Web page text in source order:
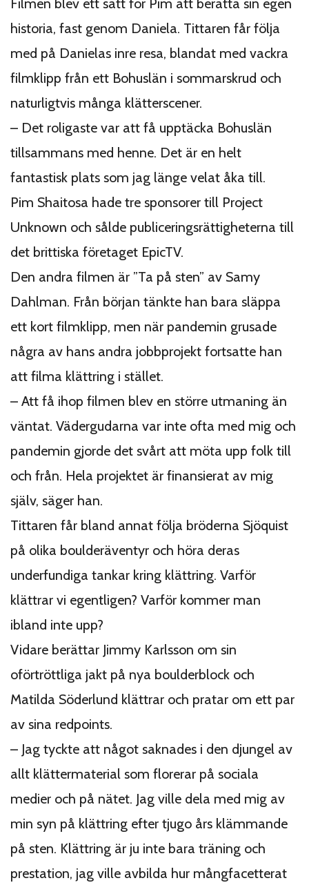
Filmen blev ett sätt för Pim att berätta sin egen
historia, fast genom Daniela. Tittaren får följa
med på Danielas inre resa, blandat med vackra
filmklipp från ett Bohuslän i sommarskrud och
naturligtvis många klätterscener.
– Det roligaste var att få upptäcka Bohuslän
tillsammans med henne. Det är en helt
fantastisk plats som jag länge velat åka till.
Pim Shaitosa hade tre sponsorer till Project
Unknown och sålde publiceringsrättigheterna till
det brittiska företaget EpicTV.
Den andra filmen är ”Ta på sten” av Samy
Dahlman. Från början tänkte han bara släppa
ett kort filmklipp, men när pandemin grusade
några av hans andra jobbprojekt fortsatte han
att filma klättring i stället.
– Att få ihop filmen blev en större utmaning än
väntat. Vädergudarna var inte ofta med mig och
pandemin gjorde det svårt att möta upp folk till
och från. Hela projektet är finansierat av mig
själv, säger han.
Tittaren får bland annat följa bröderna Sjöquist
på olika boulderäventyr och höra deras
underfundiga tankar kring klättring. Varför
klättrar vi egentligen? Varför kommer man
ibland inte upp?
Vidare berättar Jimmy Karlsson om sin
oförtröttliga jakt på nya boulderblock och
Matilda Söderlund klättrar och pratar om ett par
av sina redpoints.
– Jag tyckte att något saknades i den djungel av
allt klättermaterial som florerar på sociala
medier och på nätet. Jag ville dela med mig av
min syn på klättring efter tjugo års klämmande
på sten. Klättring är ju inte bara träning och
prestation, jag ville avbilda hur mångfacetterat